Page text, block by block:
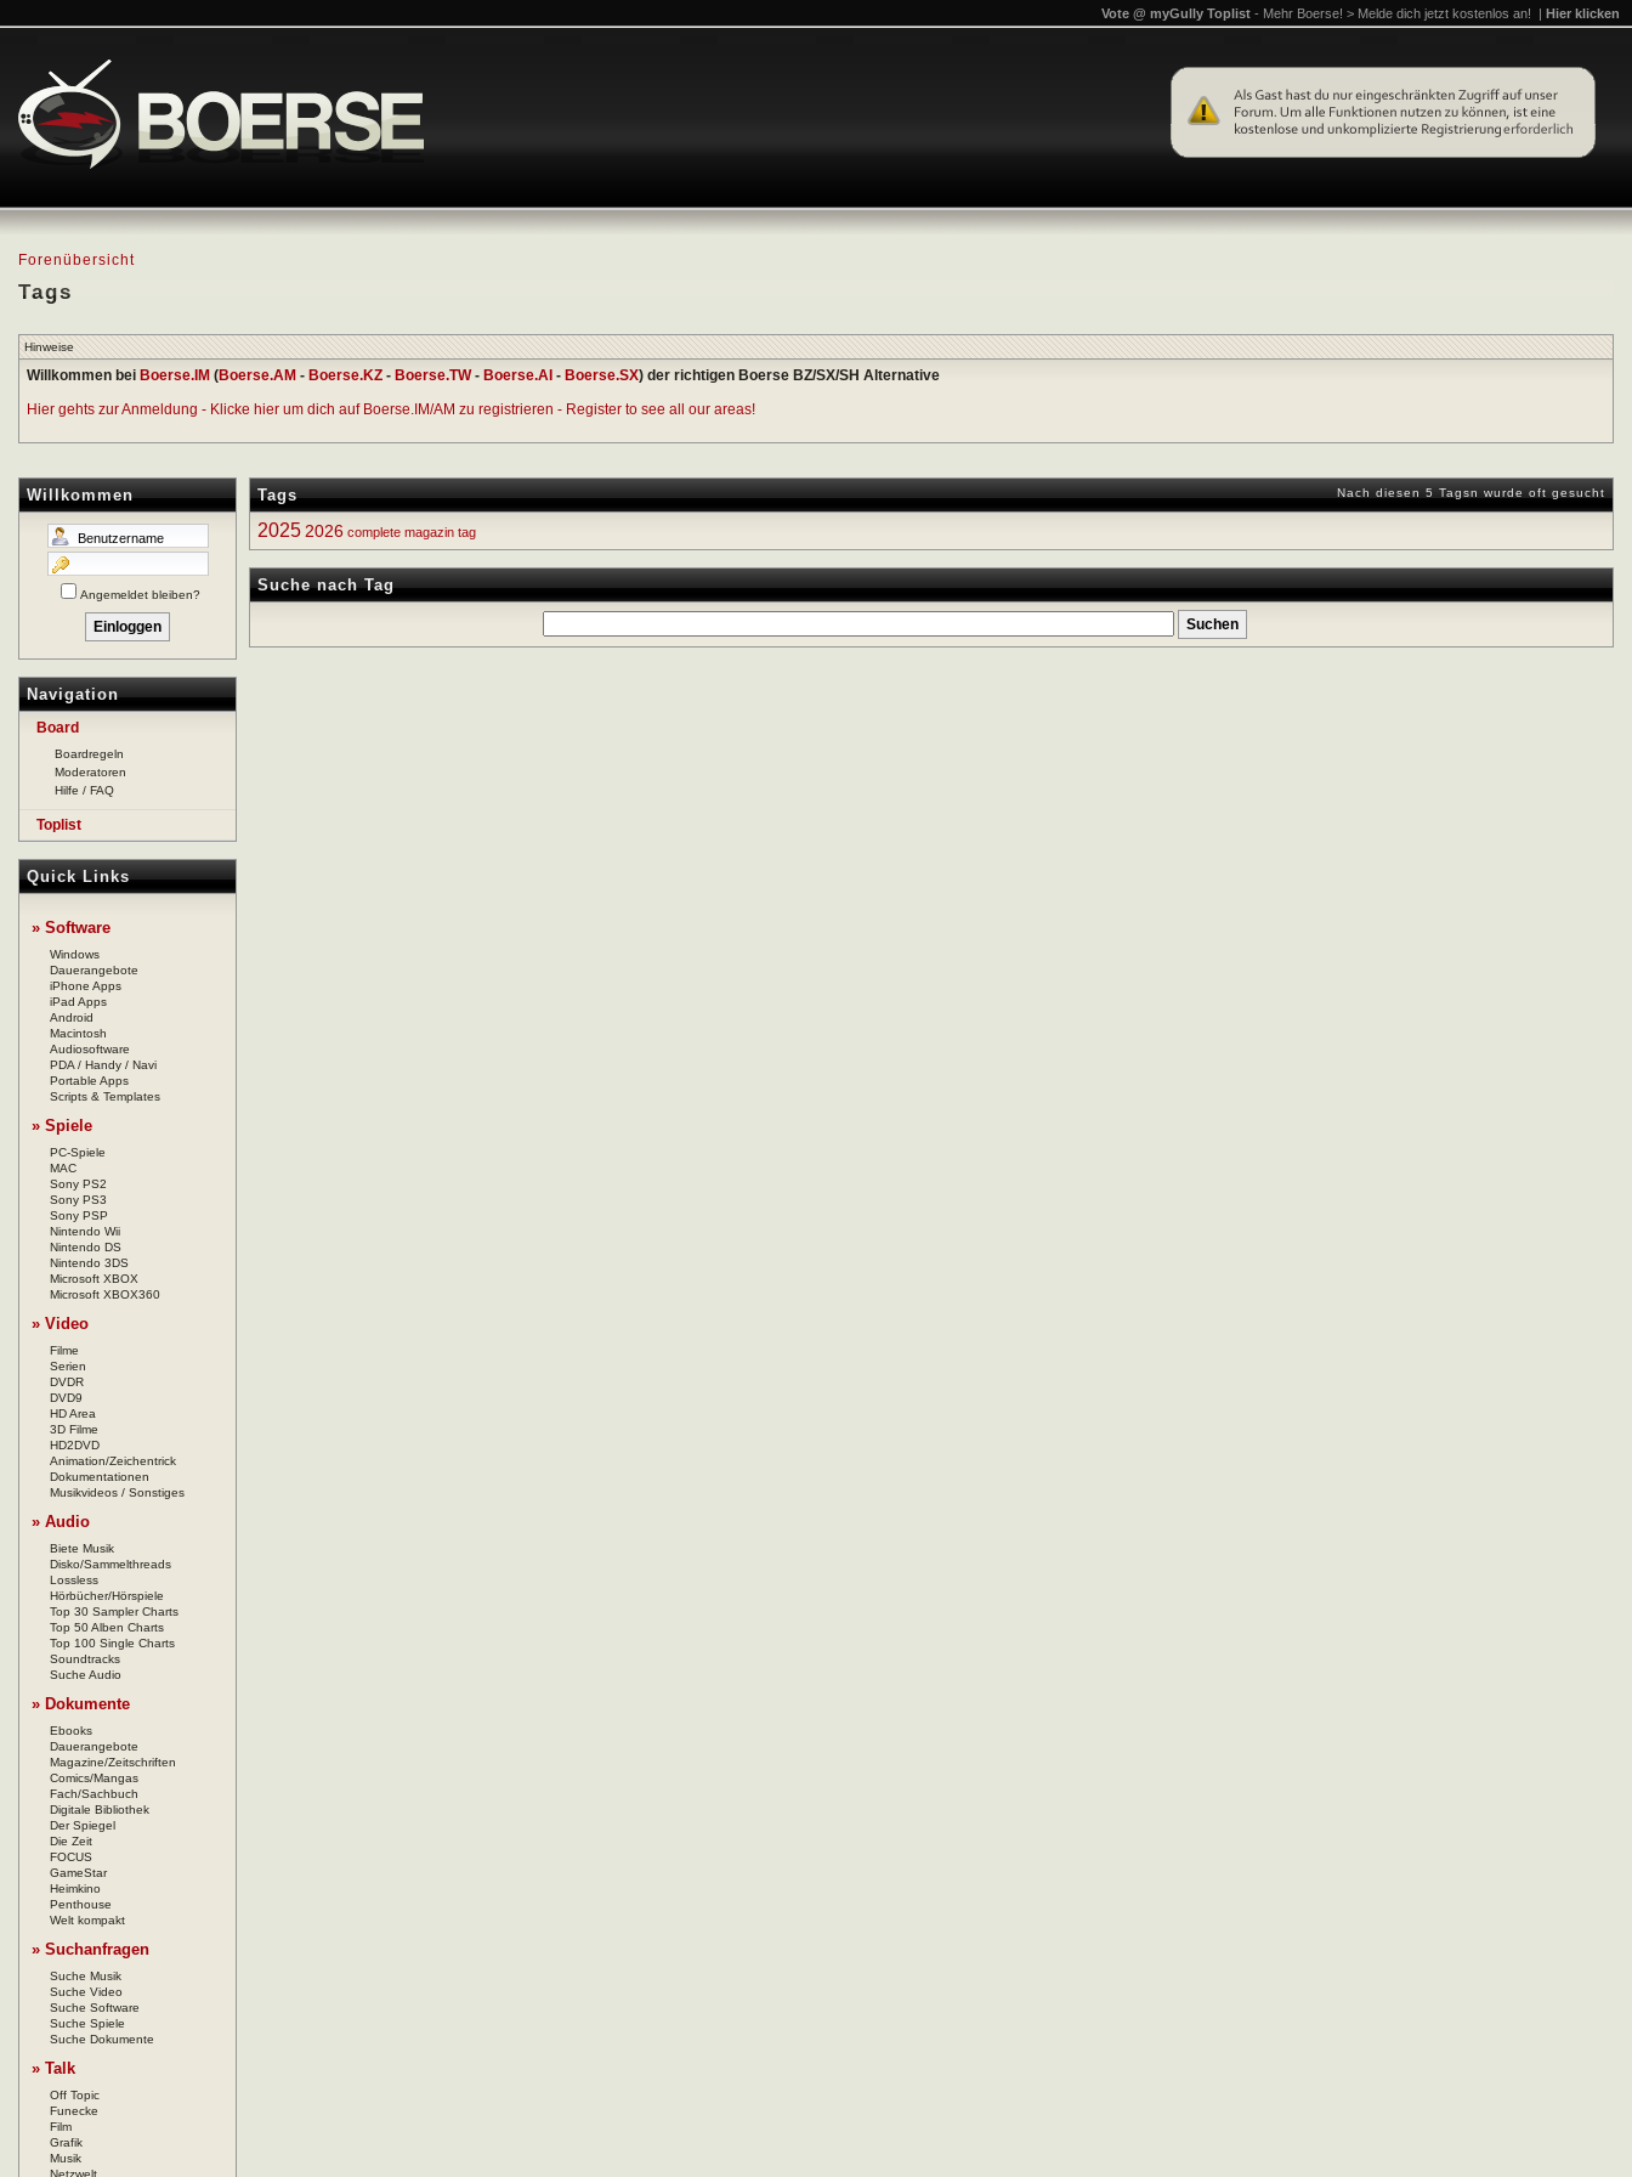
Forenübersicht
Tags
Vote @ myGully Toplist - Mehr Boerse! > Melde dich jetzt kostenlos an! | Hier klicken
Hinweise
Willkommen bei Boerse.IM (Boerse.AM - Boerse.KZ - Boerse.TW- Boerse.AI - Boerse.SX) der richtigen Boerse BZ/SX/SH Alternative
Hier gehts zur Anmeldung - Klicke hier um dich auf Boerse.IM/AM zu registrieren - Register to see all our areas!
Willkommen
Angemeldet bleiben?
Navigation
Board
Boardregeln
Moderatoren
Hilfe / FAQ
Toplist
Quick Links
» Software
Windows
Dauerangebote
iPhone Apps
iPad Apps
Android
Macintosh
Audiosoftware
PDA / Handy / Navi
Portable Apps
Scripts & Templates
» Spiele
PC-Spiele
MAC
Sony PS2
Sony PS3
Sony PSP
Nintendo Wii
Nintendo DS
Nintendo 3DS
Microsoft XBOX
Microsoft XBOX360
» Video
Filme
Serien
DVDR
DVD9
HD Area
3D Filme
HD2DVD
Animation/Zeichentrick
Dokumentationen
Musikvideos / Sonstiges
» Audio
Biete Musik
Disko/Sammelthreads
Lossless
Hörbücher/Hörspiele
Top 30 Sampler Charts
Top 50 Alben Charts
Top 100 Single Charts
Soundtracks
Suche Audio
» Dokumente
Ebooks
Dauerangebote
Magazine/Zeitschriften
Comics/Mangas
Fach/Sachbuch
Digitale Bibliothek
Der Spiegel
Die Zeit
FOCUS
GameStar
Heimkino
Penthouse
Welt kompakt
» Suchanfragen
Suche Musik
Suche Video
Suche Software
Suche Spiele
Suche Dokumente
» Talk
Off Topic
Funecke
Film
Grafik
Musik
Nach diesen 5 Tagsn wurde oft gesucht
Tags
20252026 complete magazin tag
Suche nach Tag